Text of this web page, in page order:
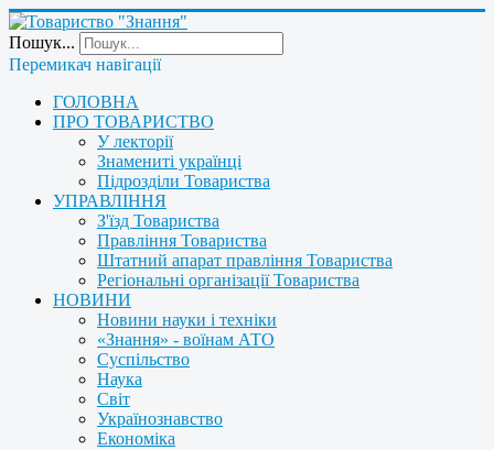
Пошук...
Перемикач навігації
ГОЛОВНА
ПРО ТОВАРИСТВО
У лекторії
Знамениті українці
Підрозділи Товариства
УПРАВЛІННЯ
З'їзд Товариства
Правління Товариства
Штатний апарат правління Товариства
Регіональні організації Товариства
НОВИНИ
Новини науки і техніки
«Знання» - воїнам АТО
Суспільство
Наука
Світ
Українознавство
Економіка